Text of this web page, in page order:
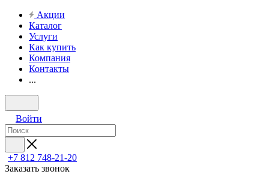
Акции
Каталог
Услуги
Как купить
Компания
Контакты
...
Войти
+7 812 748-21-20
Заказать звонок